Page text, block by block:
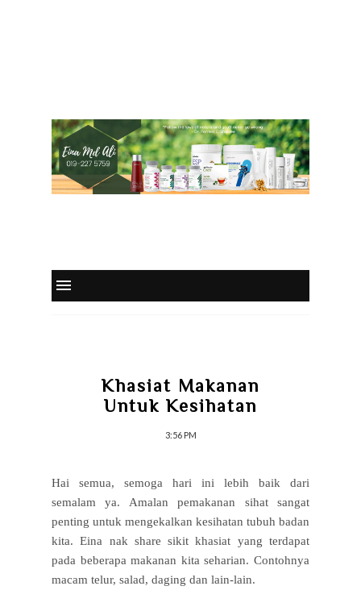
Khasiat Makanan
Untuk Kesihatan
3:56 PM
Hai semua, semoga hari ini lebih baik dari
semalam ya. Amalan pemakanan sihat sangat
penting untuk mengekalkan kesihatan tubuh badan
kita. Eina nak share sikit khasiat yang terdapat
pada beberapa makanan kita seharian. Contohnya
macam telur, salad, daging dan lain-lain.